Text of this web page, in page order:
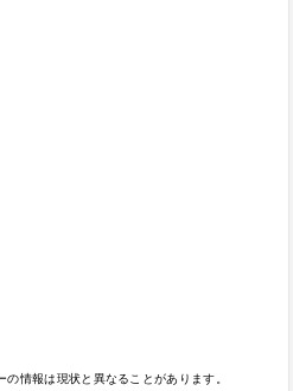
の情報は現状と異なることがあります。